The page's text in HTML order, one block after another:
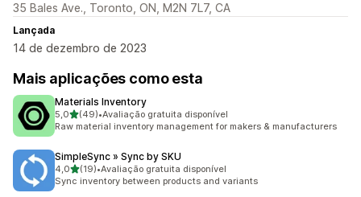
35 Bales Ave., Toronto, ON, M2N 7L7, CA
Lançada
14 de dezembro de 2023
Mais aplicações como esta
Materials Inventory
5,0de 5 estrelas
(49)
49 total de avaliações
•Avaliação gratuita disponível
Raw material inventory management for makers & manufacturers
SimpleSync » Sync by SKU
4,0de 5 estrelas
(19)
19 total de avaliações
•Avaliação gratuita disponível
Sync inventory between products and variants